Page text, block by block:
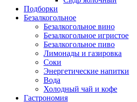
Подборки
Безалкогольное
Безалкогольное вино
Безалкогольное игристое
Безалкогольное пиво
Лимонады и газировка
Соки
Энергетические напитки
Вода
Холодный чай и кофе
Гастрономия